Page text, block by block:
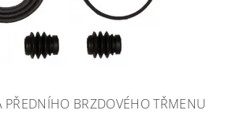
PŘEDNÍHO BRZDOVÉHO TŘMENU